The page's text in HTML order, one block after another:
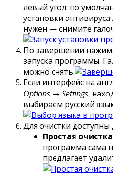
левый угол: по
установки
нужен — снимите
По завершении
запуска программы.
можно снять.
Если интерфейс на
Options → Settings,
выбираем русский
Для очистки
Простая
программа сама
предлагает